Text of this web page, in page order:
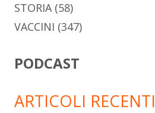
STORIA(58)
VACCINI (347)
PODCAST
ARTICOLI RECENTI